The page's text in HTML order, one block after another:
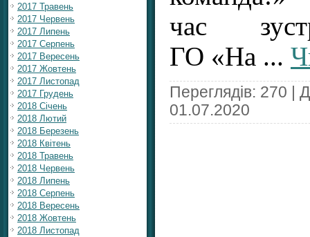
2017 Травень
2017 Червень
2017 Липень
2017 Серпень
2017 Вересень
2017 Жовтень
2017 Листопад
2017 Грудень
2018 Січень
2018 Лютий
2018 Березень
2018 Квітень
2018 Травень
2018 Червень
2018 Липень
2018 Серпень
2018 Вересень
2018 Жовтень
2018 Листопад
час
ГО «На ...
Переглядів: 270 |
01.07.2020